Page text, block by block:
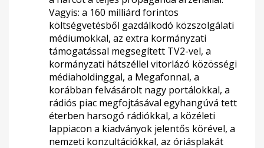
Vagyis: a 160 milliárd forintos
költségvetésből gazdálkodó közszolgálati
médiumokkal, az extra kormányzati
támogatással megsegített TV2-vel, a
kormányzati hátszéllel vitorlázó közösségi
médiaholdinggal, a Megafonnal, a
korábban felvásárolt nagy portálokkal, a
rádiós piac megfojtásával egyhangúvá tett
éterben harsogó rádiókkal, a közéleti
lappiacon a kiadványok jelentős körével, a
nemzeti konzultációkkal, az óriásplakát